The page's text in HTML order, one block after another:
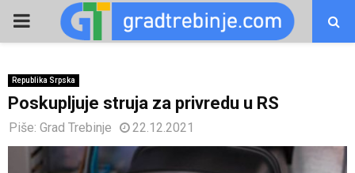
PRIMARY
Republika Srpska
Poskupljuje struja za privredu u RS
Piše: Grad Trebinje 22.12.2021